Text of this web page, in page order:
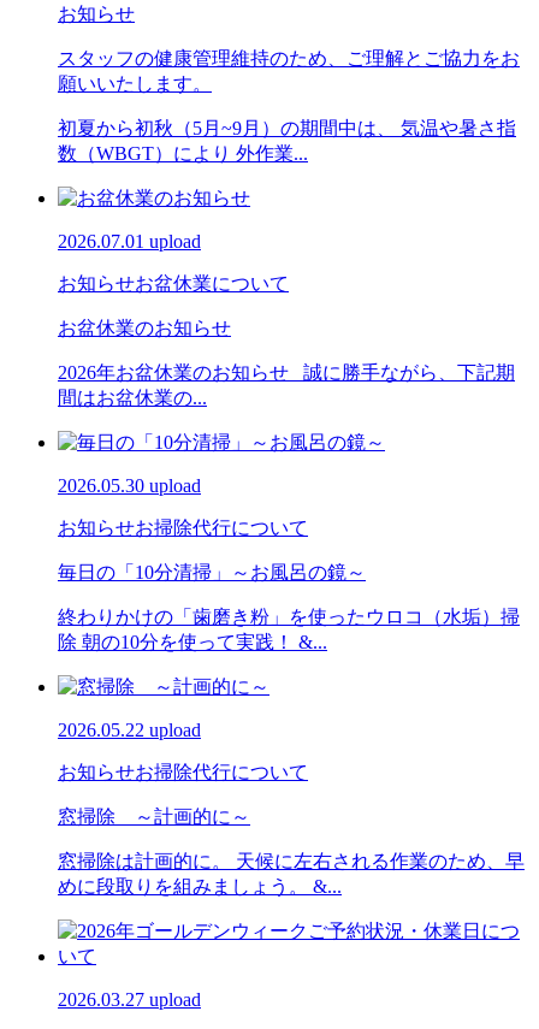
お知らせ
スタッフの健康管理維持のため、ご理解とご協力をお
願いいたします。
初夏から初秋（5月~9月）の期間中は、 気温や暑さ指
数（WBGT）により 外作業...
2026.07.01 upload
お知らせお盆休業について
お盆休業のお知らせ
2026年お盆休業のお知らせ 誠に勝手ながら、下記期
間はお盆休業の...
2026.05.30 upload
お知らせお掃除代行について
毎日の「10分清掃」～お風呂の鏡～
終わりかけの「歯磨き粉」を使ったウロコ（水垢）掃
除 朝の10分を使って実践！ &...
2026.05.22 upload
お知らせお掃除代行について
窓掃除 ～計画的に～
窓掃除は計画的に。 天候に左右される作業のため、早
めに段取りを組みましょう。 &...
2026.03.27 upload